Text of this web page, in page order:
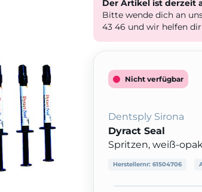
Der Artikel ist derzeit
Bitte wende dich an
43 46 und wir helfen
Nicht verfügbar
Dentsply Sirona
Dyract Seal
Spritzen, weiß-
Herstellernr: 61504706